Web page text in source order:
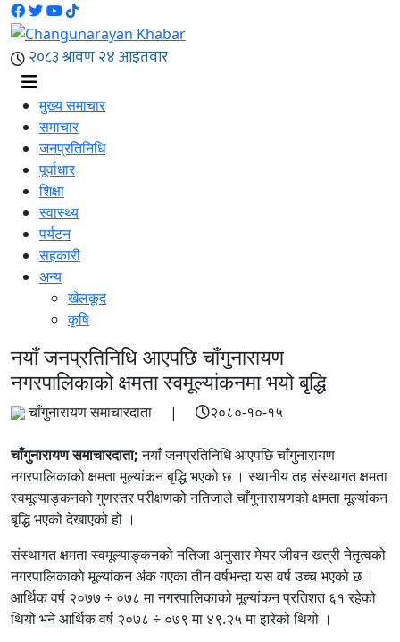
मुख्य समाचार
समाचार
जनप्रतिनिधि
पूर्वाधार
शिक्षा
स्वास्थ्य
पर्यटन
सहकारी
अन्य
खेलकूद
कृषि
नयाँ जनप्रतिनिधि आएपछि चाँगुनारायण
नगरपालिकाको क्षमता स्वमूल्यांकनमा भयो बृद्धि
चाँगुनारायण समाचारदाता | २०८०-१०-१५
चाँगुनारायण समाचारदाता;नयाँ जनप्रतिनिधि आएपछि चाँगुनारायण
नगरपालिकाको क्षमता मूल्यांकन बृद्धि भएको छ । स्थानीय तह संस्थागत क्षमता
स्वमूल्याङ्कनको गुणस्तर परीक्षणको नतिजाले चाँगुनारायणको क्षमता मूल्यांकन
बृद्धि भएको देखाएको हो ।
संस्थागत क्षमता स्वमूल्याङ्कनको नतिजा अनुसार मेयर जीवन खत्री नेतृत्वको
नगरपालिकाको मूल्यांकन अंक गएका तीन वर्षभन्दा यस वर्ष उच्च भएको छ ।
आर्थिक वर्ष २०७७ ÷ ०७८ मा नगरपालिकाको मूल्यांकन प्रतिशत ६१ रहेको
थियो भने आर्थिक वर्ष २०७८ ÷ ०७९ मा ४९.२५ मा झरेको थियो ।